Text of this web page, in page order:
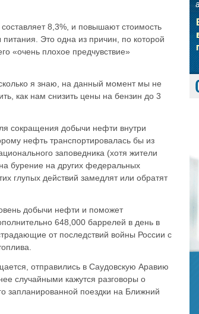
8,3%, и повышают стоимость
Это одна из причин, по которой
«очень плохое предчувствие»
я знаю, на данный момент мы не
как нам снизить цены на бензин до 3
сокращения добычи нефти внутри
нефть транспортировалась бы из
заповедника (хотя жители
бурение на других федеральных
глупых действий замедлят или обратят
добычи нефти и поможет
648,000 баррелей в день в
от последствий войны России с
отправились в Саудовскую Аравию
случайными кажутся разговоры о
запланированной поездки на Ближний